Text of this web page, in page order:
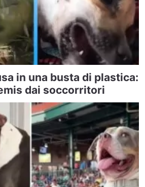
in una busta di plastica:
dai soccorritori